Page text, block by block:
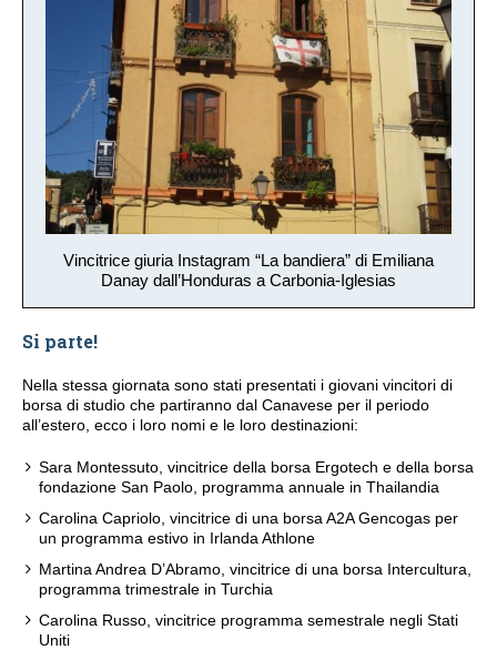
Vincitrice giuria Instagram “La bandiera” di Emiliana
Danay dall’Honduras a Carbonia-Iglesias
Si parte!
Nella stessa giornata sono stati presentati i giovani vincitori di
borsa di studio che partiranno dal Canavese per il periodo
all’estero, ecco i loro nomi e le loro destinazioni:
Sara Montessuto, vincitrice della borsa Ergotech e della borsa
fondazione San Paolo, programma annuale in Thailandia
Carolina Capriolo, vincitrice di una borsa A2A Gencogas per
un programma estivo in Irlanda Athlone
Martina Andrea D’Abramo, vincitrice di una borsa Intercultura,
programma trimestrale in Turchia
Carolina Russo, vincitrice programma semestrale negli Stati
Uniti